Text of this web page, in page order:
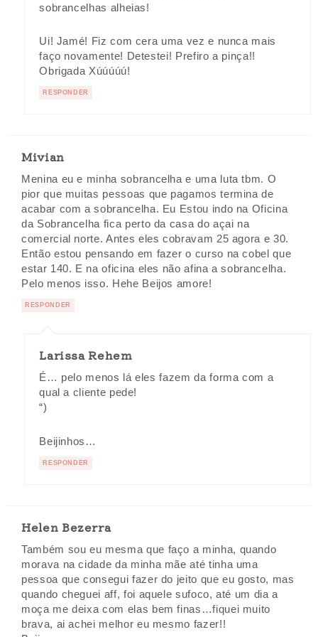
sobrancelhas alheias!
Ui! Jamé! Fiz com cera uma vez e nunca mais
faço novamente! Detestei! Prefiro a pinça!!
Obrigada Xúúúúú!
RESPONDER
Mivian
Menina eu e minha sobrancelha e uma luta tbm. O
pior que muitas pessoas que pagamos termina de
acabar com a sobrancelha. Eu Estou indo na Oficina
da Sobrancelha fica perto da casa do açai na
comercial norte. Antes eles cobravam 25 agora e 30.
Então estou pensando em fazer o curso na cobel que
estar 140. E na oficina eles não afina a sobrancelha.
Pelo menos isso. Hehe Beijos amore!
RESPONDER
Larissa Rehem
É… pelo menos lá eles fazem da forma com a
qual a cliente pede!
“)
Beijinhos…
RESPONDER
Helen Bezerra
Também sou eu mesma que faço a minha, quando
morava na cidade da minha mãe até tinha uma
pessoa que consegui fazer do jeito que eu gosto, mas
quando cheguei aff, foi aquele sufoco, até um dia a
moça me deixa com elas bem finas…fiquei muito
brava, ai achei melhor eu mesmo fazer!!